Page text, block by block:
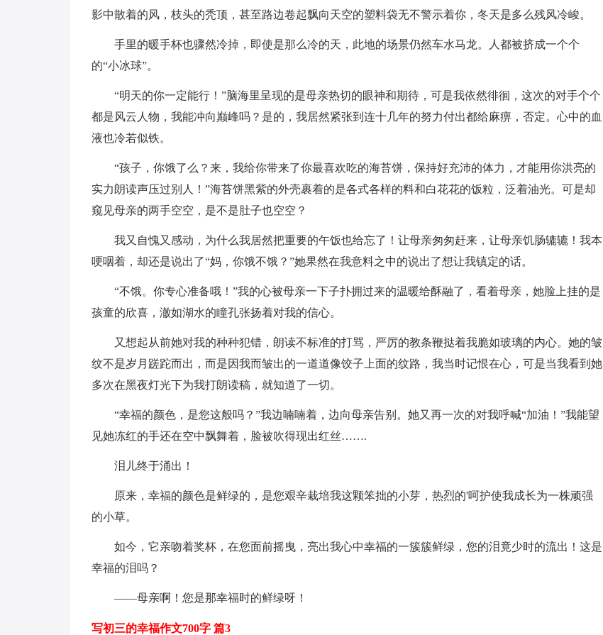
影中散着的风，枝头的秃顶，甚至路边卷起飘向天空的塑料袋无不警示着你，冬天是多么残风冷峻。
手里的暖手杯也骤然冷掉，即使是那么冷的天，此地的场景仍然车水马龙。人都被挤成一个个
的“小冰球”。
“明天的你一定能行！”脑海里呈现的是母亲热切的眼神和期待，可是我依然徘徊，这次的对手个个
都是风云人物，我能冲向巅峰吗？是的，我居然紧张到连十几年的努力付出都给麻痹，否定。心中的血
液也冷若似铁。
“孩子，你饿了么？来，我给你带来了你最喜欢吃的海苔饼，保持好充沛的体力，才能用你洪亮的
实力朗读声压过别人！”海苔饼黑紫的外壳裹着的是各式各样的料和白花花的饭粒，泛着油光。可是却
窥见母亲的两手空空，是不是肚子也空空？
我又自愧又感动，为什么我居然把重要的午饭也给忘了！让母亲匆匆赶来，让母亲饥肠辘辘！我本
哽咽着，却还是说出了“妈，你饿不饿？”她果然在我意料之中的说出了想让我镇定的话。
“不饿。你专心准备哦！”我的心被母亲一下子扑拥过来的温暖给酥融了，看着母亲，她脸上挂的是
孩童的欣喜，澈如湖水的瞳孔张扬着对我的信心。
又想起从前她对我的种种犯错，朗读不标准的打骂，严厉的教条鞭挞着我脆如玻璃的内心。她的皱
纹不是岁月蹉跎而出，而是因我而皱出的一道道像饺子上面的纹路，我当时记恨在心，可是当我看到她
多次在黑夜灯光下为我打朗读稿，就知道了一切。
“幸福的颜色，是您这般吗？”我边喃喃着，边向母亲告别。她又再一次的对我呼喊“加油！”我能望
见她冻红的手还在空中飘舞着，脸被吹得现出红丝…….
泪儿终于涌出！
原来，幸福的颜色是鲜绿的，是您艰辛栽培我这颗笨拙的小芽，热烈的'呵护使我成长为一株顽强
的小草。
如今，它亲吻着奖杯，在您面前摇曳，亮出我心中幸福的一簇簇鲜绿，您的泪竟少时的流出！这是
幸福的泪吗？
——母亲啊！您是那幸福时的鲜绿呀！
写初三的幸福作文700字 篇3